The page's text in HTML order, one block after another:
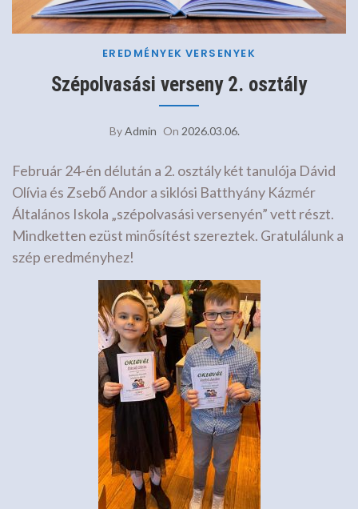
EREDMÉNYEK VERSENYEK
Szépolvasási verseny 2. osztály
ByAdmin On 2026.03.06.
Február 24-én délután a 2. osztály két tanulója Dávid
Olívia és Zsebő Andor a siklósi Batthyány Kázmér
Általános Iskola „szépolvasási versenyén” vett részt.
Mindketten ezüst minősítést szereztek. Gratulálunk a
szép eredményhez!